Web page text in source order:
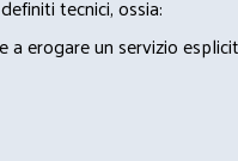
tecnici, ossia:
erogare un servizio